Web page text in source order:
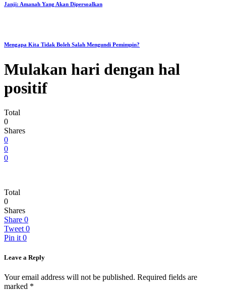
Janji: Amanah Yang Akan Dipersoalkan
Mengapa Kita Tidak Boleh Salah Mengundi Pemimpin?
Mulakan hari dengan hal
positif
Total
0
Shares
0
0
0
Total
0
Shares
Share 0
Tweet 0
Pin it 0
Leave a Reply
Your email address will not be published. Required fields are
marked *